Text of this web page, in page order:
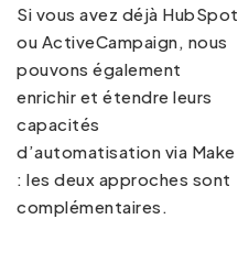
Si vous avez déjà HubSpot
ou ActiveCampaign, nous
pouvons également
enrichir et étendre leurs
capacités
d’automatisation via Make
: les deux approches sont
complémentaires.